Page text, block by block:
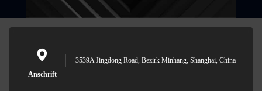
Anschrift
3539A Jingdong Road, Bezirk Minhang, Shanghai, China